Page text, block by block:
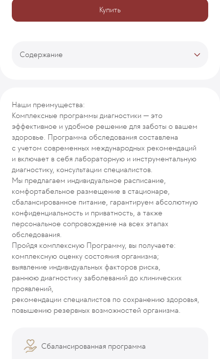
Купить
Содержание
Второй день
Врачи-кураторы
Отзывы
Рекомендуемые программы
Наши преимущества:
Комплексные программы диагностики — это
эффективное и удобное решение для заботы о вашем
здоровье. Программа обследования составлена
с учетом современных международных рекомендаций
и включает в себя лабораторную и инструментальную
диагностику, консультации специалистов.
Мы предлагаем индивидуальное расписание,
комфортабельное размещение в стационаре,
сбалансированное питание, гарантируем абсолютную
конфиденциальность и приватность, а также
персональное сопровождение на всех этапах
обследования.
Пройдя комплексную Программу, вы получаете:
комплексную оценку состояния организма;
выявление индивидуальных факторов риска,
раннюю диагностику заболеваний до клинических
проявлений,
рекомендации специалистов по сохранению здоровья,
повышению резервных возможностей организма.
Сбалансированная программа